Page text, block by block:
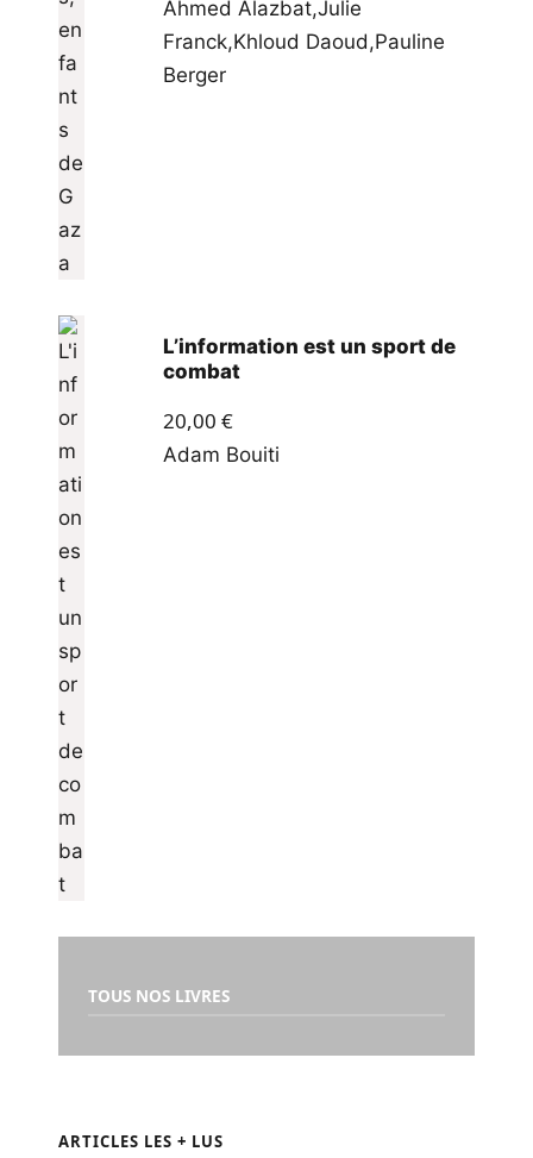
Ahmed Alazbat,Julie
Franck,Khloud Daoud,Pauline
Berger
L’information est un sport de
combat
20,00 €
Adam Bouiti
TOUS NOS LIVRES
ARTICLES LES + LUS